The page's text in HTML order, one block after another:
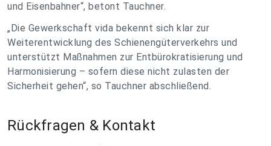
und Eisenbahner“, betont Tauchner.
„Die Gewerkschaft vida bekennt sich klar zur
Weiterentwicklung des Schienengüterverkehrs und
unterstützt Maßnahmen zur Entbürokratisierung und
Harmonisierung – sofern diese nicht zulasten der
Sicherheit gehen“, so Tauchner abschließend.
Rückfragen & Kontakt